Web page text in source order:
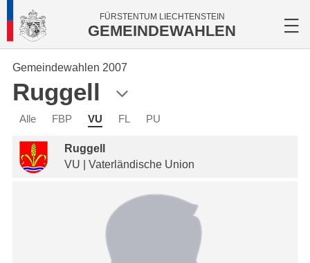
FÜRSTENTUM LIECHTENSTEIN
GEMEINDEWAHLEN
Gemeindewahlen 2007
Ruggell
Alle FBP VU FL PU
Ruggell
VU | Vaterländische Union